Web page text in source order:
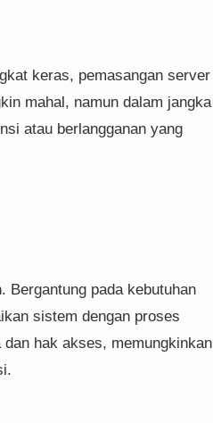
keras, pemasangan server
mahal, namun dalam jangka
atau berlangganan yang
Bergantung pada kebutuhan
sistem dengan proses
hak akses, memungkinkan